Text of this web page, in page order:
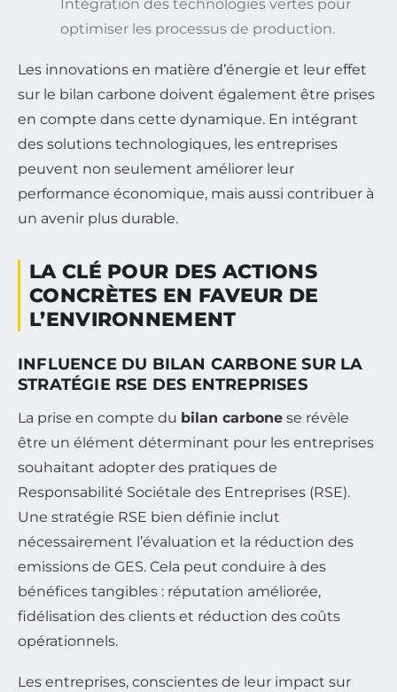
Intégration des technologies vertes pour
optimiser les processus de production.
Les innovations en matière d’énergie et leur effet
sur le bilan carbone doivent également être prises
en compte dans cette dynamique. En intégrant
des solutions technologiques, les entreprises
peuvent non seulement améliorer leur
performance économique, mais aussi contribuer à
un avenir plus durable.
LA CLÉ POUR DES ACTIONS
CONCRÈTES EN FAVEUR DE
L’ENVIRONNEMENT
INFLUENCE DU BILAN CARBONE SUR LA
STRATÉGIE RSE DES ENTREPRISES
La prise en compte du bilan carbone se révèle
être un élément déterminant pour les entreprises
souhaitant adopter des pratiques de
Responsabilité Sociétale des Entreprises (RSE).
Une stratégie RSE bien définie inclut
nécessairement l’évaluation et la réduction des
emissions de GES. Cela peut conduire à des
bénéfices tangibles : réputation améliorée,
fidélisation des clients et réduction des coûts
opérationnels.
Les entreprises, conscientes de leur impact sur